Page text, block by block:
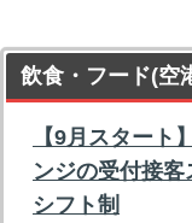
飲食・フード(空
【9月スタート
ンジの受付接
シフト制